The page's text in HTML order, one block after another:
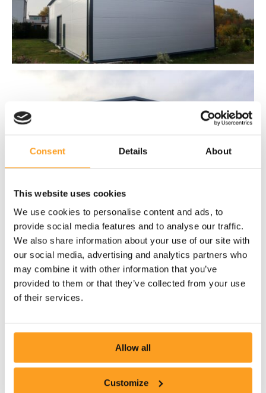
Consent Details About
This website uses cookies
We use cookies to personalise content and ads, to
provide social media features and to analyse our traffic.
We also share information about your use of our site with
our social media, advertising and analytics partners who
may combine it with other information that you’ve
provided to them or that they’ve collected from your use
of their services.
Allow all
Customize